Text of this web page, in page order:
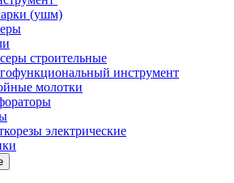
(ушм)
строительные
инструмент
молотки
электрические